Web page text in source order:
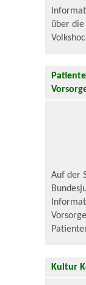
über
Auf der
Kultur